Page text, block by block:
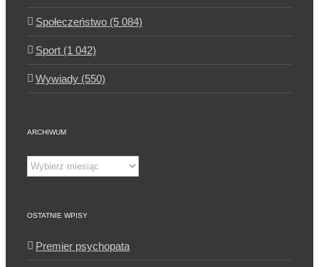
Społeczeństwo (5 084)
Sport (1 042)
Wywiady (550)
ARCHIWUM
Archiwum
OSTATNIE WPISY
Premier psychopata